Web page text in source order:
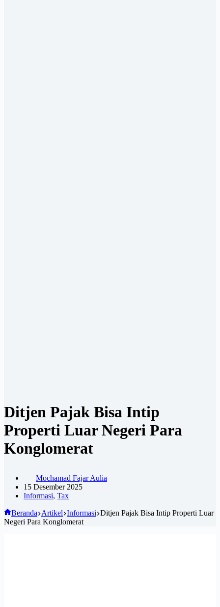
Ditjen Pajak Bisa Intip
Properti Luar Negeri Para
Konglomerat
Mochamad Fajar Aulia
15 Desember 2025
Informasi, Tax
Beranda Artikel Informasi Ditjen Pajak Bisa Intip Properti Luar
Negeri Para Konglomerat